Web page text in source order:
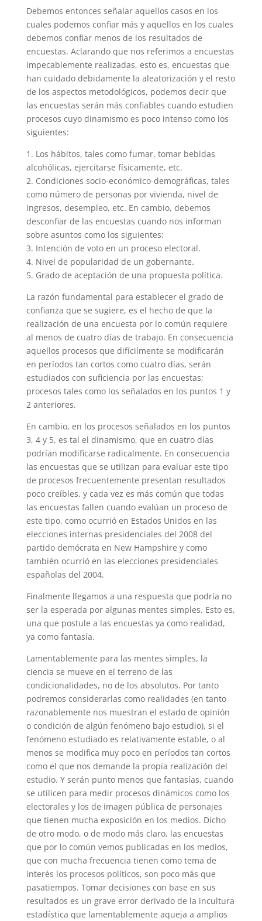
Debemos entonces señalar aquellos casos en los
cuales podemos confiar más y aquellos en los cuales
debemos confiar menos de los resultados de
encuestas. Aclarando que nos referimos a encuestas
impecablemente realizadas, esto es, encuestas que
han cuidado debidamente la aleatorización y el resto
de los aspectos metodológicos, podemos decir que
las encuestas serán más confiables cuando estudien
procesos cuyo dinamismo es poco intenso como los
siguientes:
1. Los hábitos, tales como fumar, tomar bebidas
alcohólicas, ejercitarse físicamente, etc.
2. Condiciones socio-económico-demográficas, tales
como número de personas por vivienda, nivel de
ingresos, desempleo, etc. En cambio, debemos
desconfiar de las encuestas cuando nos informan
sobre asuntos como los siguientes:
3. Intención de voto en un proceso electoral.
4. Nivel de popularidad de un gobernante.
5. Grado de aceptación de una propuesta política.
La razón fundamental para establecer el grado de
confianza que se sugiere, es el hecho de que la
realización de una encuesta por lo común requiere
al menos de cuatro días de trabajo. En consecuencia
aquellos procesos que difícilmente se modificarán
en períodos tan cortos como cuatro días, serán
estudiados con suficiencia por las encuestas;
procesos tales como los señalados en los puntos 1 y
2 anteriores.
En cambio, en los procesos señalados en los puntos
3, 4 y 5, es tal el dinamismo, que en cuatro días
podrían modificarse radicalmente. En consecuencia
las encuestas que se utilizan para evaluar este tipo
de procesos frecuentemente presentan resultados
poco creíbles, y cada vez es más común que todas
las encuestas fallen cuando evalúan un proceso de
este tipo, como ocurrió en Estados Unidos en las
elecciones internas presidenciales del 2008 del
partido demócrata en New Hampshire y como
también ocurrió en las elecciones presidenciales
españolas del 2004.
Finalmente llegamos a una respuesta que podría no
ser la esperada por algunas mentes simples. Esto es,
una que postule a las encuestas ya como realidad,
ya como fantasía.
Lamentablemente para las mentes simples, la
ciencia se mueve en el terreno de las
condicionalidades, no de los absolutos. Por tanto
podremos considerarlas como realidades (en tanto
razonablemente nos muestran el estado de opinión
o condición de algún fenómeno bajo estudio), si el
fenómeno estudiado es relativamente estable, o al
menos se modifica muy poco en períodos tan cortos
como el que nos demande la propia realización del
estudio. Y serán punto menos que fantasías, cuando
se utilicen para medir procesos dinámicos como los
electorales y los de imagen pública de personajes
que tienen mucha exposición en los medios. Dicho
de otro modo, o de modo más claro, las encuestas
que por lo común vemos publicadas en los medios,
que con mucha frecuencia tienen como tema de
interés los procesos políticos, son poco más que
pasatiempos. Tomar decisiones con base en sus
resultados es un grave error derivado de la incultura
estadística que lamentablemente aqueja a amplios